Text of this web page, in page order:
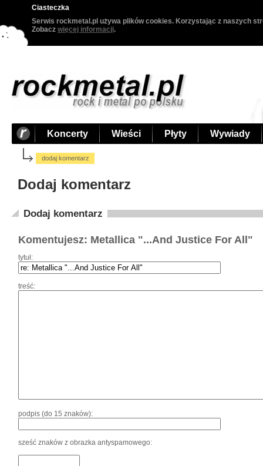
Ciasteczka
Serwis rockmetal.pl używa plików cookies. Korzystając z naszych
Zobacz więcej informacji.
Koncerty Wieści Płyty Wywiady
dodaj komentarz
Dodaj komentarz
Dodaj komentarz
Komentujesz: Metallica "...And Justice For All"
tytuł:
treść:
podpis (do 15 znaków):
sześć znaków z obrazka antyspamowego: